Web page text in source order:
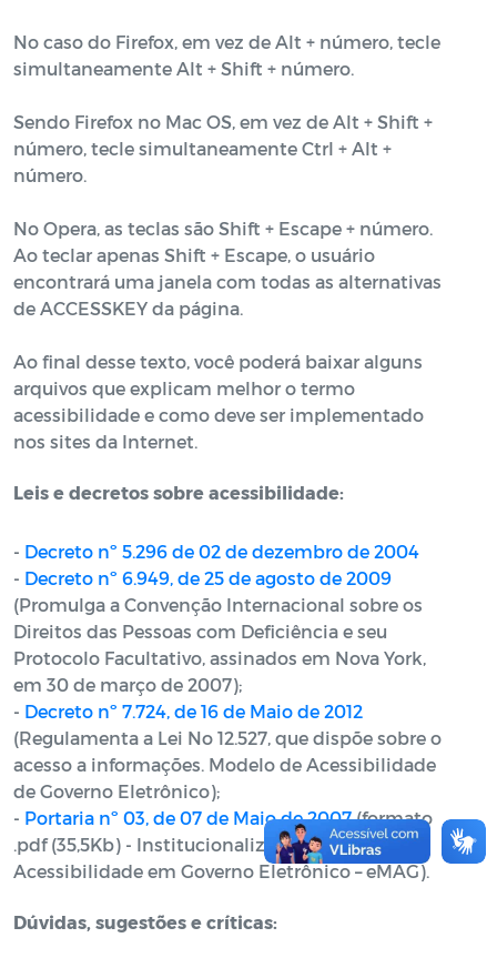
No caso do Firefox, em vez de Alt + número, tecle
simultaneamente Alt + Shift + número.
Sendo Firefox no Mac OS, em vez de Alt + Shift +
número, tecle simultaneamente Ctrl + Alt +
número.
No Opera, as teclas são Shift + Escape + número.
Ao teclar apenas Shift + Escape, o usuário
encontrará uma janela com todas as alternativas
de ACCESSKEY da página.
Ao final desse texto, você poderá baixar alguns
arquivos que explicam melhor o termo
acessibilidade e como deve ser implementado
nos sites da Internet.
Leis e decretos sobre acessibilidade:
- Decreto nº 5.296 de 02 de dezembro de 2004
- Decreto nº 6.949, de 25 de agosto de 2009
(Promulga a Convenção Internacional sobre os
Direitos das Pessoas com Deficiência e seu
Protocolo Facultativo, assinados em Nova York,
em 30 de março de 2007);
- Decreto nº 7.724, de 16 de Maio de 2012
(Regulamenta a Lei No 12.527, que dispõe sobre o
acesso a informações. Modelo de Acessibilidade
de Governo Eletrônico);
- Portaria nº 03, de 07 de Maio de 2007(formato
.pdf (35,5Kb) - Institucionaliza o Modelo de
Acessibilidade em Governo Eletrônico – eMAG).
Dúvidas, sugestões e críticas: